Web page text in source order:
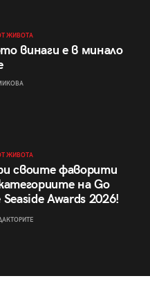
ЖИВОТА
винаги е в минало
ЖИВОТА
своите фаворити
на Go
Seaside Awards 2026!